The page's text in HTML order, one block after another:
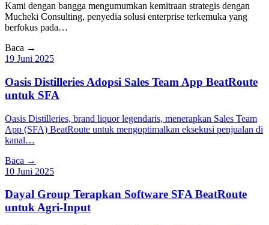
Kami dengan bangga mengumumkan kemitraan strategis dengan
Mucheki Consulting, penyedia solusi enterprise terkemuka yang
berfokus pada…
Baca →
19 Juni 2025
Oasis Distilleries Adopsi Sales Team App BeatRoute
untuk SFA
Oasis Distilleries, brand liquor legendaris, menerapkan Sales Team
App (SFA) BeatRoute untuk mengoptimalkan eksekusi penjualan di
kanal…
Baca →
10 Juni 2025
Dayal Group Terapkan Software SFA BeatRoute
untuk Agri-Input